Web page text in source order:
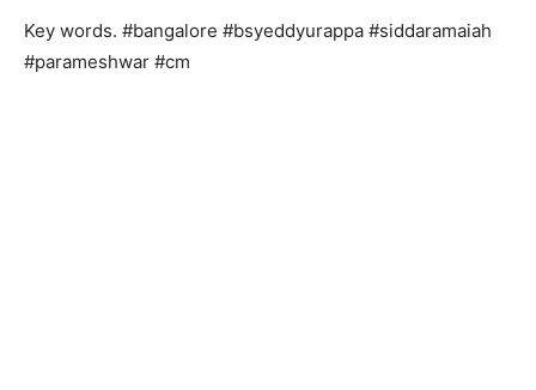
Key words. #bangalore #bsyeddyurappa #siddaramaiah
#parameshwar #cm